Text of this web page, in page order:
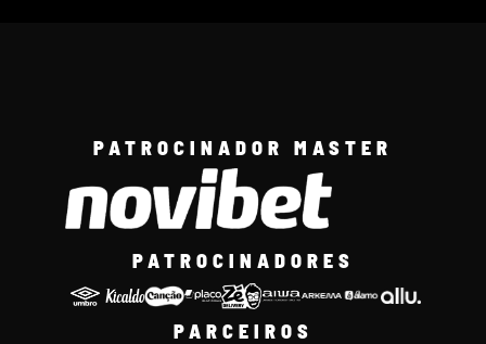
PATROCINADOR MASTER
PATROCINADORES
PARCEIROS